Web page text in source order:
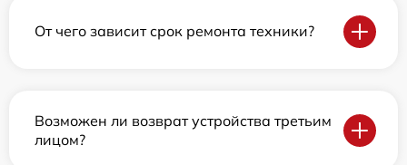
От чего зависит срок ремонта техники?
Возможен ли возврат устройства третьим
лицом?